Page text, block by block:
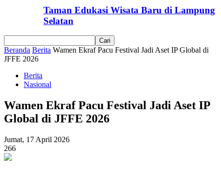
Taman Edukasi Wisata Baru di Lampung
Selatan
Beranda Berita Wamen Ekraf Pacu Festival Jadi Aset IP Global di
JFFE 2026
Berita
Nasional
Wamen Ekraf Pacu Festival Jadi Aset IP
Global di JFFE 2026
Jumat, 17 April 2026
266